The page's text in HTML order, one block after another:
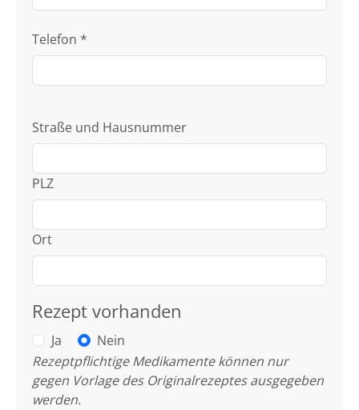
Telefon *
Straße und Hausnummer
PLZ
Ort
Rezept vorhanden
Ja
Nein
Rezeptpflichtige Medikamente können nur
gegen Vorlage des Originalrezeptes ausgegeben
werden.